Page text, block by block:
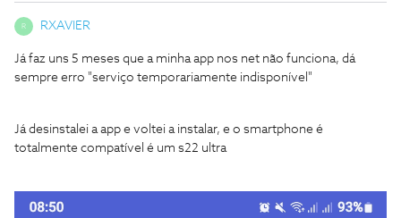
R RXAVIER
Já faz uns 5 meses que a minha app nos net não funciona, dá
sempre erro "serviço temporariamente indisponível"
Já desinstalei a app e voltei a instalar, e o smartphone é
totalmente compatível é um s22 ultra